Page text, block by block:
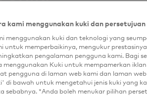
namanya, skimming
perangkat lunak pencuri kredensial
pelanggan yang tidak menaruh
memulai transaksi pembayaran
debit atau kredit yang
kami menggunakan kuki dan persetujuan
menggunakan kuki dan teknologi yang
untuk memperbaikinya, mengukur
pengalaman pengguna kami. Bagi
menggunakan Kuki untuk mempamerkan
pengguna di laman web kami dan laman
di bawah untuk mengetahui jenis kuki yang
sebabnya. *Anda boleh menukar pilihan